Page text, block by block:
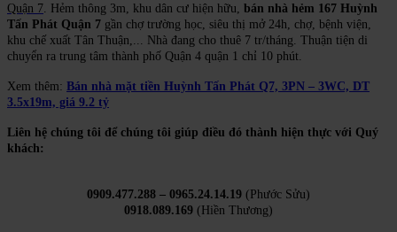
Quận 7 . Hẻm thông 3m, khu dân cư hiện hữu, bán nhà hẻm 167 Huỳnh
Tấn Phát Quận 7 gần chợ trường học, siêu thị mở 24h, chợ, bệnh viện,
khu chế xuất Tân Thuận,... Nhà đang cho thuê 7 tr/tháng. Thuận tiện di
chuyển ra trung tâm thành phố Quận 4 quận 1 chỉ 10 phút.
Xem thêm: Bán nhà mặt tiền Huỳnh Tấn Phát Q7, 3PN – 3WC, DT
3.5x19m, giá 9.2 tỷ
Liên hệ chúng tôi để chúng tôi giúp điều đó thành hiện thực với Quý
khách:
0909.477.288 – 0965.24.14.19 (Phước Sửu)
0918.089.169 (Hiền Thương)